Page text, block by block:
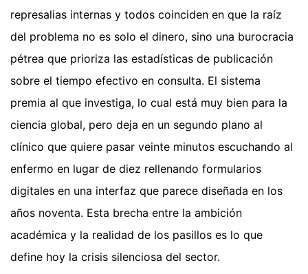
represalias internas y todos coinciden en que la raíz
del problema no es solo el dinero, sino una burocracia
pétrea que prioriza las estadísticas de publicación
sobre el tiempo efectivo en consulta. El sistema
premia al que investiga, lo cual está muy bien para la
ciencia global, pero deja en un segundo plano al
clínico que quiere pasar veinte minutos escuchando al
enfermo en lugar de diez rellenando formularios
digitales en una interfaz que parece diseñada en los
años noventa. Esta brecha entre la ambición
académica y la realidad de los pasillos es lo que
define hoy la crisis silenciosa del sector.